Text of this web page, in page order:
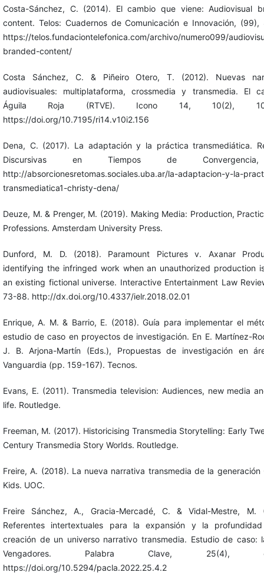
Costa-Sánchez, C. (2014). El cambio que viene: Audiovisual
content. Telos: Cuadernos de Comunicación e Innovación,
https://telos.fundaciontelefonica.com/archivo/numero099/
branded-content/
Costa Sánchez, C. & Piñeiro Otero, T. (2012). Nuevas
audiovisuales: multiplataforma, crossmedia y transmedia. El
Águila Roja (RTVE). Icono 14, 10(2),
https://doi.org/10.7195/ri14.v10i2.156
Dena, C. (2017). La adaptación y la práctica transmediática.
Discursivas en Tiempos de
http://absorcionesretomas.sociales.uba.ar/la-adaptacion-y-la-
transmediatica1-christy-dena/
Deuze, M. & Prenger, M. (2019). Making Media: Production,
Professions. Amsterdam University Press.
Dunford, M. D. (2018). Paramount Pictures v. Axanar
identifying the infringed work when an unauthorized production
an existing fictional universe. Interactive Entertainment Law
73-88. http://dx.doi.org/10.4337/ielr.2018.02.01
Enrique, A. M. & Barrio, E. (2018). Guía para implementar el
estudio de caso en proyectos de investigación. En E. Martínez-
J. B. Arjona-Martín (Eds.), Propuestas de investigación en
Vanguardia (pp. 159-167). Tecnos.
Evans, E. (2011). Transmedia television: Audiences, new media
life. Routledge.
Freeman, M. (2017). Historicising Transmedia Storytelling: Early
Century Transmedia Story Worlds. Routledge.
Freire, A. (2018). La nueva narrativa transmedia de la generación
Kids. UOC.
Freire Sánchez, A., Gracia-Mercadé, C. & Vidal-Mestre, M.
Referentes intertextuales para la expansión y la
creación de un universo narrativo transmedia. Estudio de caso:
Vengadores. Palabra Clave, 25(4),
https://doi.org/10.5294/pacla.2022.25.4.2